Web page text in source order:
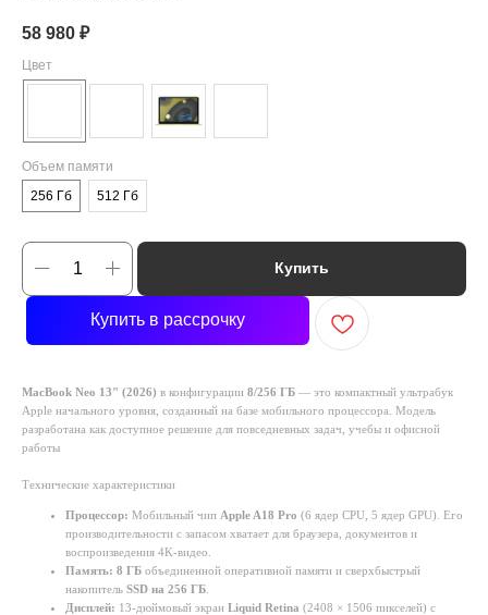
58 980 ₽
Цвет
Объем памяти
256 Гб
512 Гб
Купить
Купить в рассрочку
MacBook Neo 13" (2026) в конфигурации 8/256 ГБ — это компактный ультрабук
Apple начального уровня, созданный на базе мобильного процессора. Модель
разработана как доступное решение для повседневных задач, учебы и офисной
работы
Технические характеристики
Процессор: Мобильный чип Apple A18 Pro (6 ядер CPU, 5 ядер GPU). Его
производительности с запасом хватает для браузера, документов и
воспроизведения 4K-видео.
Память: 8 ГБ объединенной оперативной памяти и сверхбыстрый
накопитель SSD на 256 ГБ
Дисплей: 13-дюймовый экран Liquid Retina (2408 × 1506 пикселей) с